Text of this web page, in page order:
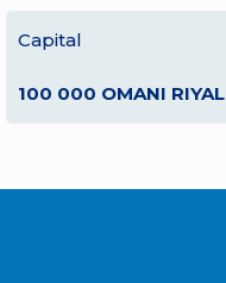
Capital
100 000 OMANI RIYAL